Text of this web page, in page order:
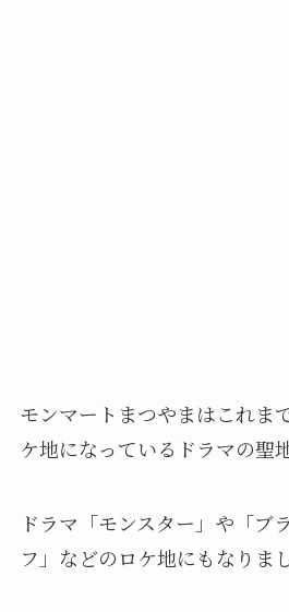
モンマートまつやまはこれま
ケ地になっているドラマの聖
ドラマ「モンスター」や「ブ
フ」などのロケ地にもなりまし